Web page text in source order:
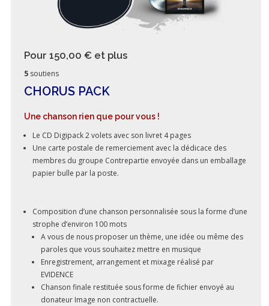
Pour 150,00 € et plus
5 soutiens
CHORUS PACK
Une chanson rien que pour vous !
Le CD Digipack 2 volets avec son livret 4 pages
Une carte postale de remerciement avec la dédicace des
membres du groupe Contrepartie envoyée dans un emballage
papier bulle par la poste.
Composition d’une chanson personnalisée sous la forme d’une
strophe d’environ 100 mots
A vous de nous proposer un thème, une idée ou même des
paroles que vous souhaitez mettre en musique
Enregistrement, arrangement et mixage réalisé par
EVIDENCE
Chanson finale restituée sous forme de fichier envoyé au
donateur Image non contractuelle.